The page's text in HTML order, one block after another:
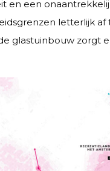
en een
letterlijk af
glastuinbouw zorgt